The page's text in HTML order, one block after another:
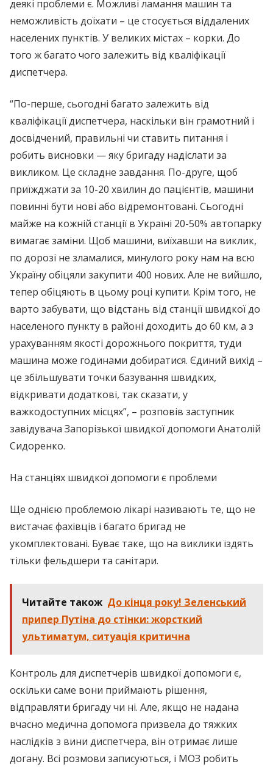
деякі проблеми є. Можливі ламання машин та
неможливість доїхати – це стосується віддалених
населених пунктів. У великих містах – корки. До
того ж багато чого залежить від кваліфікації
диспетчера.
“По-перше, сьогодні багато залежить від
кваліфікації диспетчера, наскільки він грамотний і
досвідчений, правильні чи ставить питання і
робить висновки — яку бригаду надіслати за
викликом. Це складне завдання. По-друге, щоб
приїжджати за 10-20 хвилин до пацієнтів, машини
повинні бути нові або відремонтовані. Сьогодні
майже на кожній станції в Україні 20-50% автопарку
вимагає заміни. Щоб машини, виїхавши на виклик,
по дорозі не зламалися, минулого року нам на всю
Україну обіцяли закупити 400 нових. Але не вийшло,
тепер обіцяють в цьому році купити. Крім того, не
варто забувати, що відстань від станції швидкої до
населеного пункту в районі доходить до 60 км, а з
урахуванням якості дорожнього покриття, туди
машина може годинами добиратися. Єдиний вихід –
це збільшувати точки базування швидких,
відкривати додаткові, так сказати, у
важкодоступних місцях”, – розповів заступник
завідувача Запорізької швидкої допомоги Анатолій
Сидоренко.
На станціях швидкої допомоги є проблеми
Ще однією проблемою лікарі називають те, що не
вистачає фахівців і багато бригад не
укомплектовані. Буває таке, що на виклики їздять
тільки фельдшери та санітари.
Читайте також До кінця року! Зеленський
припер Путіна до стінки: жорсткий
ультиматум, ситуація критична
Контроль для диспетчерів швидкої допомоги є,
оскільки саме вони приймають рішення,
відправляти бригаду чи ні. Але, якщо не надана
вчасно медична допомога призвела до тяжких
наслідків з вини диспетчера, він отримає лише
догану. Всі розмови записуються, і МОЗ робить